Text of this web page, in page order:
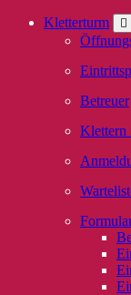
Kletterturm
Betreuer
Klettern